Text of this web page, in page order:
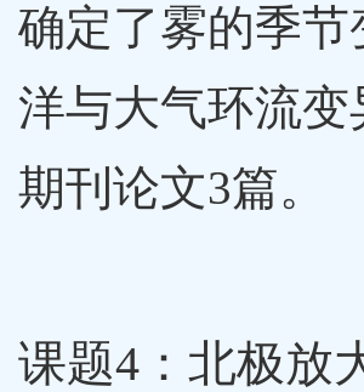
确定了雾的季
洋与大气环流
期刊论文3篇。
课题4：北极放